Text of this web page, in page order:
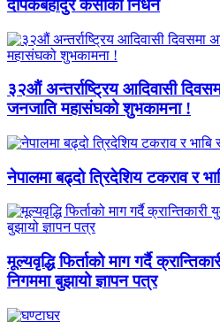
दीपकबहादुर केसीको निधन
३२औं अन्तर्राष्ट्रिय आदिवासी
जनजाति महासंघको शुभकामना !
नेपालमा बढ्दो त्रिदेशिय टकराव र
मूल्यवृद्धि फिर्ताको माग गर्दै
निगममा बुझायो ज्ञापन पत्र